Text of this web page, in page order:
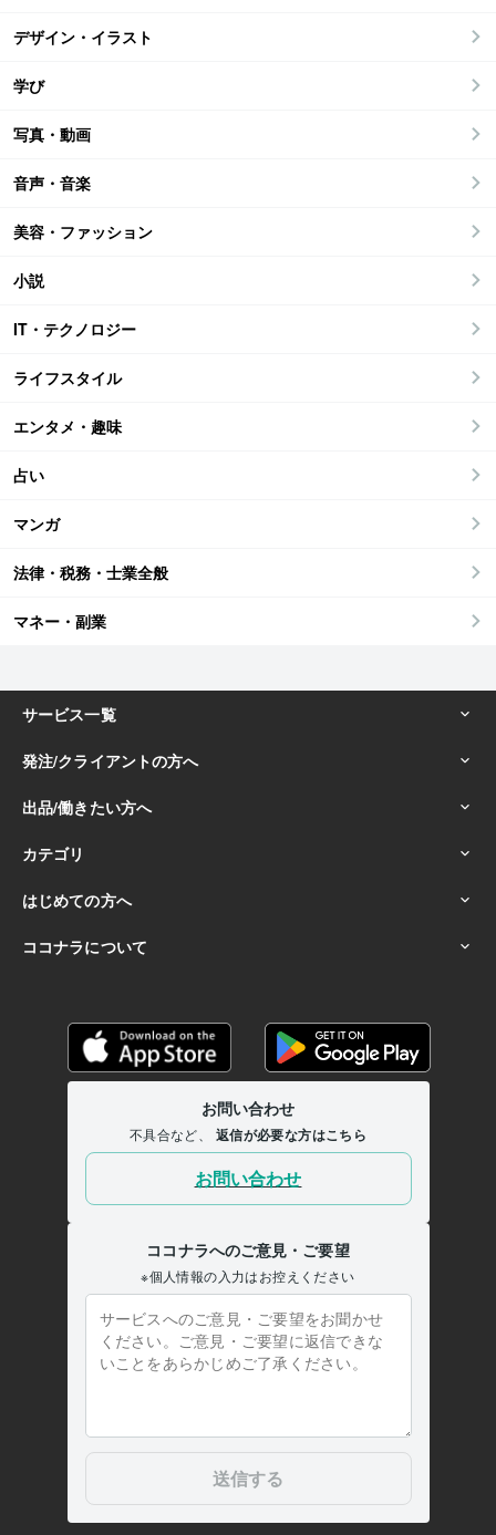
デザイン・イラスト
学び
写真・動画
音声・音楽
美容・ファッション
小説
IT・テクノロジー
ライフスタイル
エンタメ・趣味
占い
マンガ
法律・税務・士業全般
マネー・副業